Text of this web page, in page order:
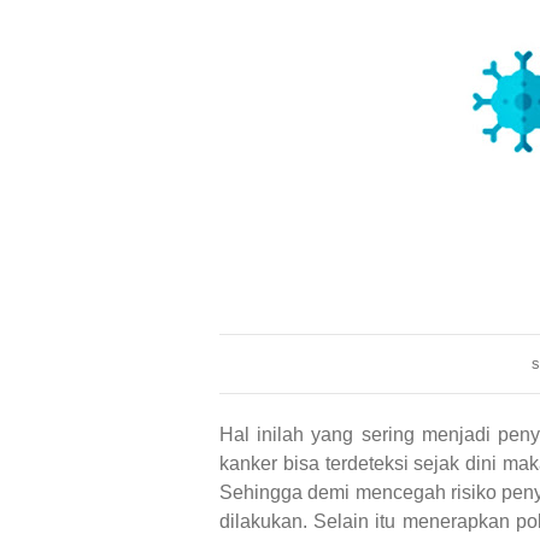
Hal inilah yang sering menjadi
kanker bisa terdeteksi sejak dini
Sehingga demi mencegah risiko
dilakukan. Selain itu menerapkan